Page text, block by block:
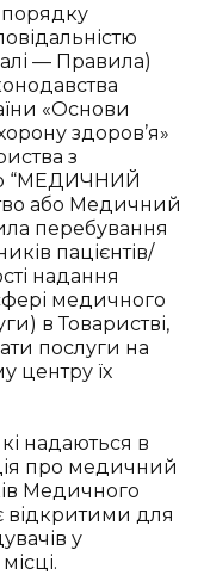
— Правила)
«Основи
здоров’я»
з
“МЕДИЧНИЙ
або Медичний
перебування
пацієнтів/
надання
медичного
в Товаристві,
послуги на
центру їх
надаються в
про медичний
Медичного
відкритими для
у